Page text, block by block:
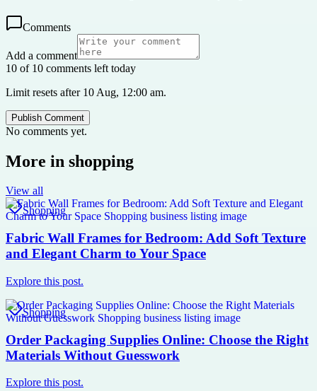
Comments
Add a comment
10 of 10 comments left today
Limit resets after 10 Aug, 12:00 am.
Publish Comment
No comments yet.
More in shopping
View all
Shopping
Fabric Wall Frames for Bedroom: Add Soft Texture
and Elegant Charm to Your Space
Explore this post.
Shopping
Order Packaging Supplies Online: Choose the Right
Materials Without Guesswork
Explore this post.